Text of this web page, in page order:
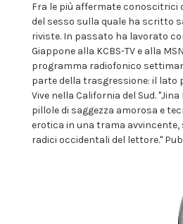
Fra le più affermate conoscitrici
del sesso sulla quale ha scritto
riviste. In passato ha lavorato
Giappone alla KCBS-TV e alla
programma radiofonico
parte della trasgressione: il lato
Vive nella California del Sud.
pillole di saggezza amorosa e
erotica in una trama avvincente,
radici occidentali del lettore."